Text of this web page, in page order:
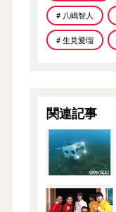
# 八嶋智人
# 生見愛瑠
関連記事